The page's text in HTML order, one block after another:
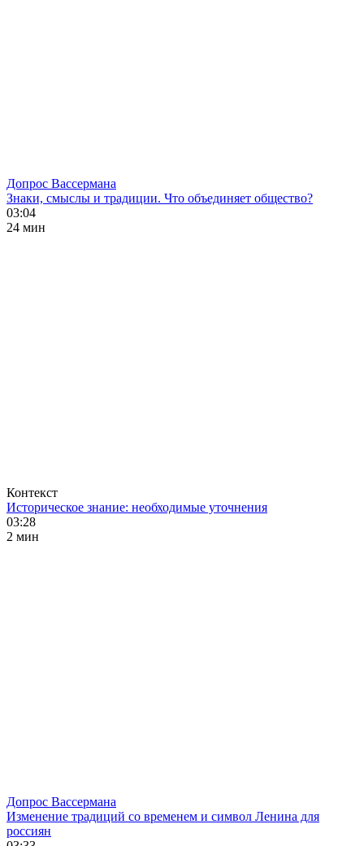
Допрос Вассермана
Знаки, смыслы и традиции. Что объединяет общество?
03:04
24 мин
Контекст
Историческое знание: необходимые уточнения
03:28
2 мин
Допрос Вассермана
Изменение традиций со временем и символ Ленина для
россиян